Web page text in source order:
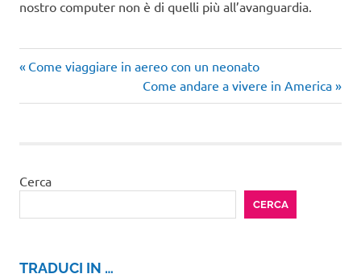
nostro computer non è di quelli più all’avanguardia.
Navigazione
articoli
Articolo
Come viaggiare in aereo con un neonato
Articolo
successivo:
Come andare a vivere in America
Cerca
CERCA
TRADUCI IN …